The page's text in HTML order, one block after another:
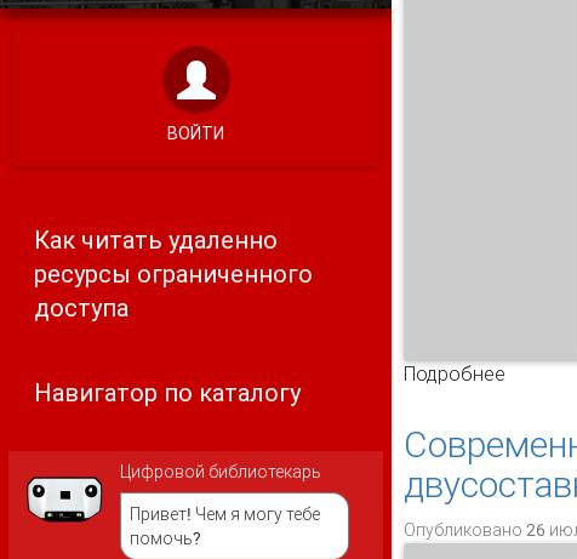
ВОЙТИ
Как читать удаленно
ресурсы ограниченного
доступа
Навигатор по каталогу
Цифровой библиотекарь
Привет! Чем я могу тебе
помочь?
Подробнее
Опубликовано 26